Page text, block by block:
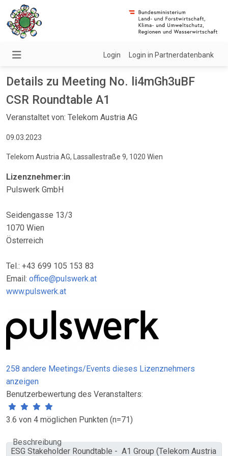
Login Login in Partnerdatenbank
Details zu Meeting No. li4mGh3uBF
CSR Roundtable A1
Veranstaltet von: Telekom Austria AG
09.03.2023
Telekom Austria AG, Lassallestraße 9, 1020 Wien
Lizenznehmer:in
Pulswerk GmbH
Seidengasse 13/3
1070 Wien
Österreich
Tel.: +43 699 105 153 83
Email: office@pulswerk.at
www.pulswerk.at
258 andere Meetings/Events dieses Lizenznehmers
anzeigen
Benutzerbewertung des Veranstalters:
3.6 von 4 möglichen Punkten (n=71)
Beschreibung
ESG Stakeholder Roundtable - A1 Group (Telekom Austria